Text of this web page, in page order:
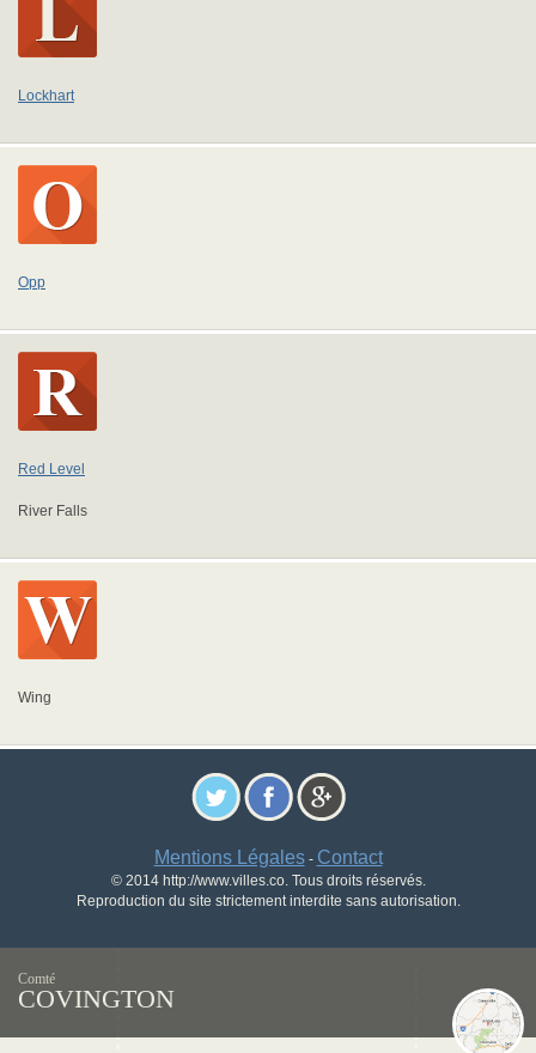
Lockhart
Opp
Red Level
River Falls
Wing
Mentions Légales- Contact
© 2014 http://www.villes.co. Tous droits réservés.
Reproduction du site strictement interdite sans autorisation.
Comté
COVINGTON